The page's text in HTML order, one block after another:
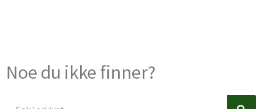
Noe du ikke finner?
Søk